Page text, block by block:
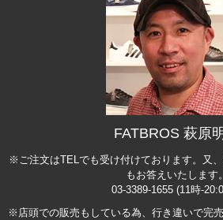
FATBROS 萩原
※ご注文はTELでも受け付けております。又
もお答えいたします。
03-3389-1655 (11時-
※店頭での販売もしている為、行き違いで完